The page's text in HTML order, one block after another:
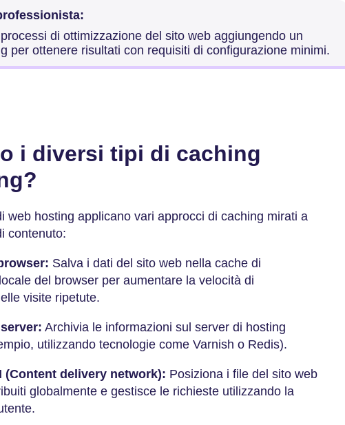
di ottimizzazione del sito web aggiungendo un
per ottenere risultati con requisiti di configurazione minimi.
i diversi tipi di caching
web hosting applicano vari approcci di caching mirati a
contenuto:
Salva i dati del sito web nella cache di
del browser per aumentare la velocità di
visite ripetute.
Archivia le informazioni sul server di hosting
utilizzando tecnologie come Varnish o Redis).
(Content delivery network): Posiziona i file del sito web
globalmente e gestisce le richieste utilizzando la